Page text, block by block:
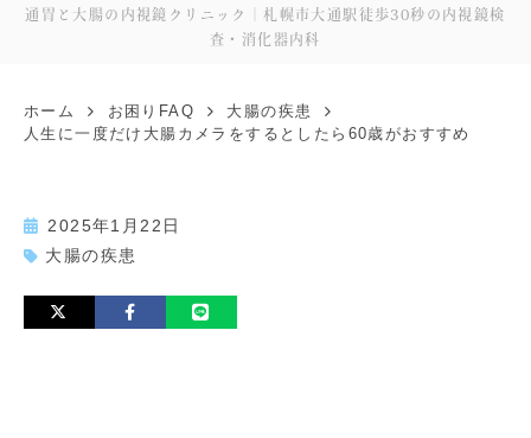
通胃と大腸の内視鏡クリニック｜札幌市大通駅徒歩30秒の内視鏡検
査・消化器内科
ホーム お困りFAQ
大腸の疾患
人生に一度だけ大腸カメラをするとしたら60歳がおすすめ
2025年1月22日
大腸の疾患